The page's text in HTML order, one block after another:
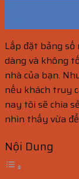
Lắp đặt bảng số
dàng và không
nhà của bạn.
nếu khách truy
nay tôi sẽ chia
nhìn thấy vừa
Nội Dung